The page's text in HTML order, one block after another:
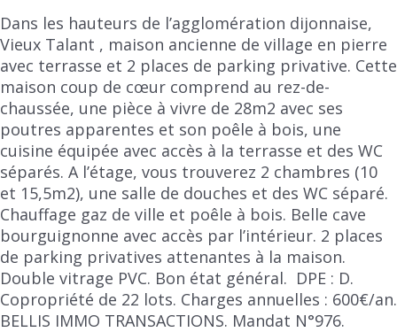
Dans les hauteurs de l’agglomération dijonnaise,
Vieux Talant , maison ancienne de village en pierre
avec terrasse et 2 places de parking privative. Cette
maison coup de cœur comprend au rez-de-
chaussée, une pièce à vivre de 28m2 avec ses
poutres apparentes et son poêle à bois, une
cuisine équipée avec accès à la terrasse et des WC
séparés. A l’étage, vous trouverez 2 chambres (10
et 15,5m2), une salle de douches et des WC séparé.
Chauffage gaz de ville et poêle à bois. Belle cave
bourguignonne avec accès par l’intérieur. 2 places
de parking privatives attenantes à la maison.
Double vitrage PVC. Bon état général. DPE : D.
Copropriété de 22 lots. Charges annuelles : 600€/an.
BELLIS IMMO TRANSACTIONS. Mandat N°976.